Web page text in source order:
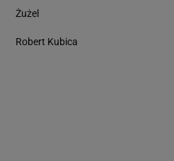
Żużel
Robert Kubica